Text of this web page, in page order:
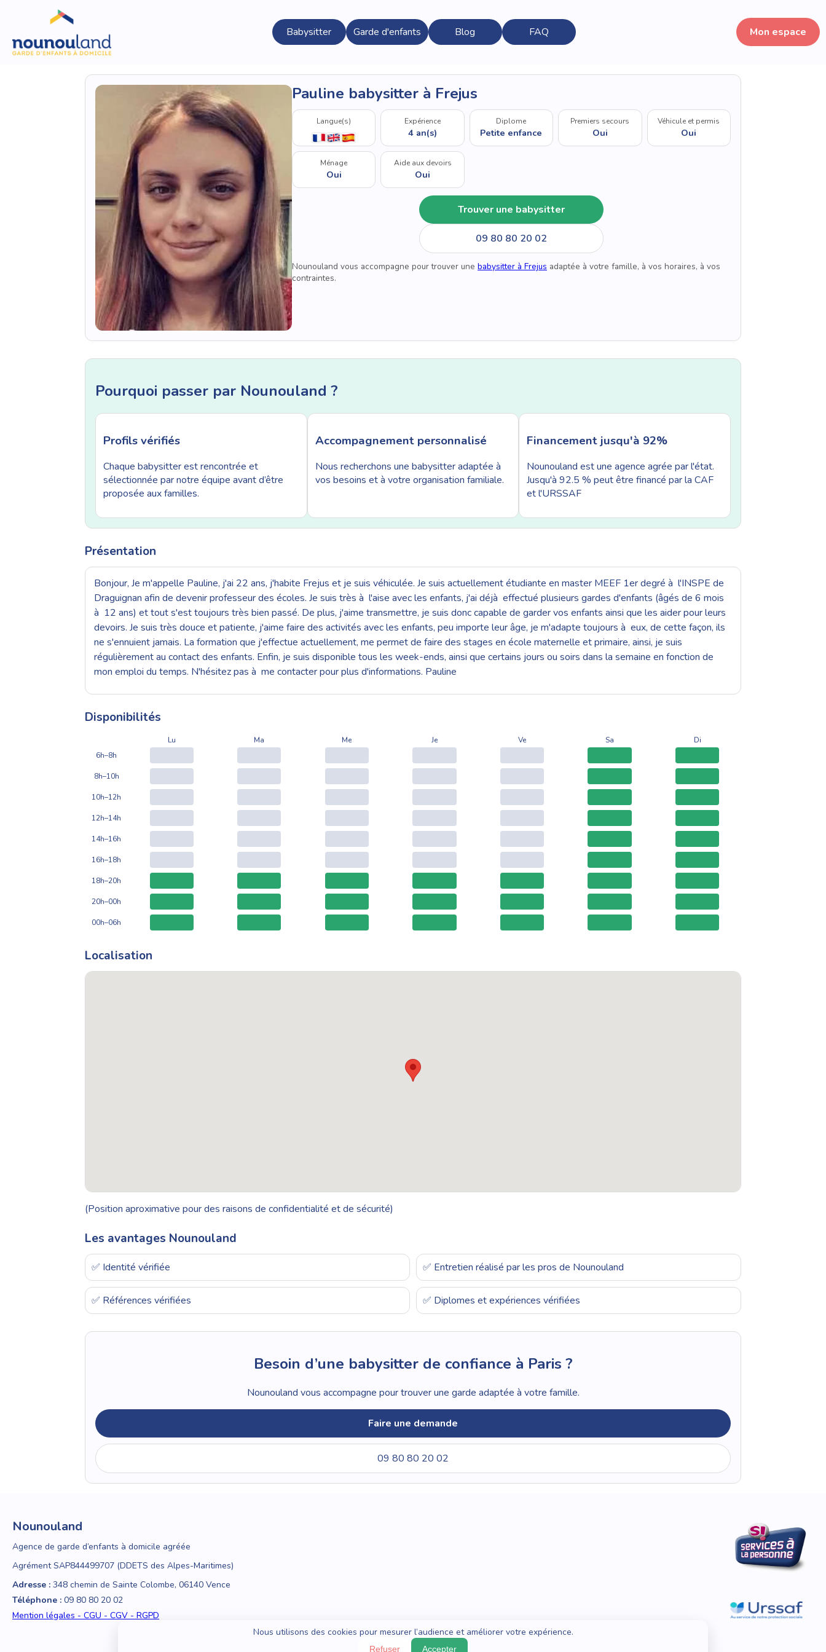
Babysitter Garde d'enfants Blog FAQ Mon espace
Pauline babysitter à Frejus
Langue(s) Expérience
4 an(s)
Diplome
Petite enfance
Premiers secours
Oui
Véhicule et permis
Oui
Ménage
Oui
Aide aux devoirs
Oui
Trouver une babysitter
09 80 80 20 02
Nounouland vous accompagne pour trouver une babysitter à Frejus adaptée à votre famille, à vos horaires, à vos
contraintes.
Pourquoi passer par Nounouland ?
Profils vérifiés
Chaque babysitter est rencontrée et
sélectionnée par notre équipe avant d’être
proposée aux familles.
Accompagnement personnalisé
Nous recherchons une babysitter adaptée à
vos besoins et à votre organisation familiale.
Financement jusqu'à 92%
Nounouland est une agence agrée par l'état.
Jusqu'à 92.5 % peut être financé par la CAF
et l'URSSAF
Présentation
Bonjour, Je m'appelle Pauline, j'ai 22 ans, j'habite Frejus et je suis véhiculée. Je suis actuellement étudiante en master MEEF 1er degré à l'INSPE de
Draguignan afin de devenir professeur des écoles. Je suis très à l'aise avec les enfants, j'ai déjà effectué plusieurs gardes d'enfants (âgés de 6 mois
à 12 ans) et tout s'est toujours très bien passé. De plus, j'aime transmettre, je suis donc capable de garder vos enfants ainsi que les aider pour leurs
devoirs. Je suis très douce et patiente, j'aime faire des activités avec les enfants, peu importe leur âge, je m'adapte toujours à eux, de cette façon, ils
ne s'ennuient jamais. La formation que j'effectue actuellement, me permet de faire des stages en école maternelle et primaire, ainsi, je suis
régulièrement au contact des enfants. Enfin, je suis disponible tous les week-ends, ainsi que certains jours ou soirs dans la semaine en fonction de
mon emploi du temps. N'hésitez pas à me contacter pour plus d'informations. Pauline
Disponibilités
Lu Ma Me Je Ve Sa
Di
6h–8h
8h–10h
10h–12h
12h–14h
14h–16h
16h–18h
18h–20h
20h–00h
00h–06h
Localisation
(Position aproximative pour des raisons de confidentialité et de sécurité)
Les avantages Nounouland
✅ Identité vérifiée ✅ Entretien réalisé par les pros de Nounouland
✅ Références vérifiées ✅ Diplomes et expériences vérifiées
Besoin d’une babysitter de confiance à Paris ?
Nounouland vous accompagne pour trouver une garde adaptée à votre famille.
Faire une demande
09 80 80 20 02
Nounouland
Agence de garde d’enfants à domicile agréée
Agrément SAP844499707 (DDETS des Alpes-Maritimes)
Adresse : 348 chemin de Sainte Colombe, 06140 Vence
Téléphone : 09 80 80 20 02
Mention légales - CGU - CGV - RGPD
Nous utilisons des cookies pour mesurer l’audience et améliorer votre expérience.
Refuser Accepter